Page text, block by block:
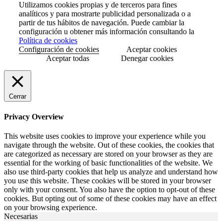
Utilizamos cookies propias y de terceros para fines
analíticos y para mostrarte publicidad personalizada o a
partir de tus hábitos de navegación. Puede cambiar la
configuración u obtener más información consultando la
Política de cookies
Configuración de cookies
Aceptar cookies
Aceptar todas
Denegar cookies
Cerrar
Privacy Overview
This website uses cookies to improve your experience while you
navigate through the website. Out of these cookies, the cookies that
are categorized as necessary are stored on your browser as they are
essential for the working of basic functionalities of the website. We
also use third-party cookies that help us analyze and understand how
you use this website. These cookies will be stored in your browser
only with your consent. You also have the option to opt-out of these
cookies. But opting out of some of these cookies may have an effect
on your browsing experience.
Necesarias